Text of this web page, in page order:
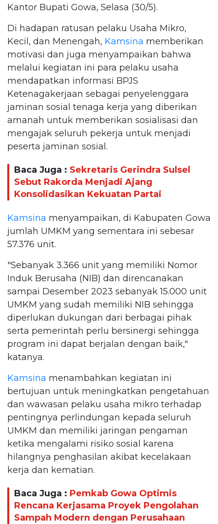
Kantor Bupati Gowa, Selasa (30/5).
Di hadapan ratusan pelaku Usaha Mikro,
Kecil, dan Menengah, Kamsina memberikan
motivasi dan juga menyampaikan bahwa
melalui kegiatan ini para pelaku usaha
mendapatkan informasi BPJS
Ketenagakerjaan sebagai penyelenggara
jaminan sosial tenaga kerja yang diberikan
amanah untuk memberikan sosialisasi dan
mengajak seluruh pekerja untuk menjadi
peserta jaminan sosial.
Baca Juga : Sekretaris Gerindra Sulsel
Sebut Rakorda Menjadi Ajang
Konsolidasikan Kekuatan Partai
Kamsina menyampaikan, di Kabupaten Gowa
jumlah UMKM yang sementara ini sebesar
57.376 unit.
"Sebanyak 3.366 unit yang memiliki Nomor
Induk Berusaha (NIB) dan direncanakan
sampai Desember 2023 sebanyak 15.000 unit
UMKM yang sudah memiliki NIB sehingga
diperlukan dukungan dari berbagai pihak
serta pemerintah perlu bersinergi sehingga
program ini dapat berjalan dengan baik,"
katanya.
Kamsina menambahkan kegiatan ini
bertujuan untuk meningkatkan pengetahuan
dan wawasan pelaku usaha mikro terhadap
pentingnya perlindungan kepada seluruh
UMKM dan memiliki jaringan pengaman
ketika mengalami risiko sosial karena
hilangnya penghasilan akibat kecelakaan
kerja dan kematian.
Baca Juga : Pemkab Gowa Optimis
Rencana Kerjasama Proyek Pengolahan
Sampah Modern dengan Perusahaan